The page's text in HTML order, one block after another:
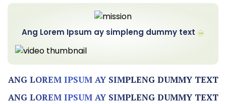
Ang Lorem Ipsum ay simpleng dummy text
ANG LOREM IPSUM AY SIMPLENG DUMMY TEXT
ANG LOREM IPSUM AY SIMPLENG DUMMY TEXT